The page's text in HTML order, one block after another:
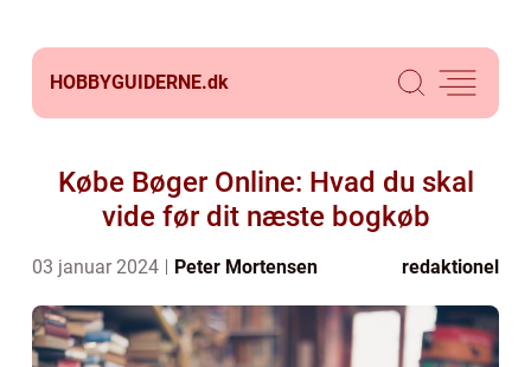
HOBBYGUIDERNE.dk
Købe Bøger Online: Hvad du skal
vide før dit næste bogkøb
03 januar 2024 Peter Mortensen redaktionel